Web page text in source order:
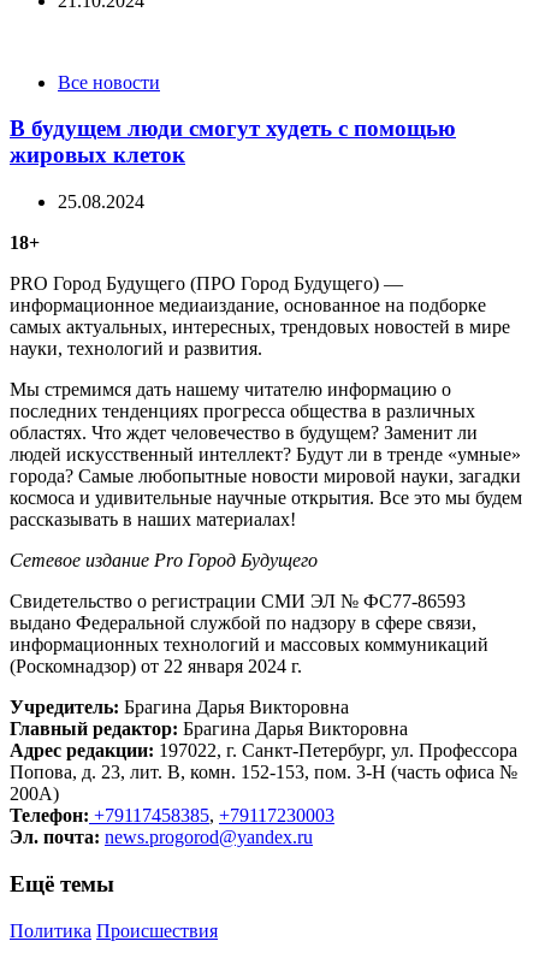
CategoriesВсе новости
В будущем люди смогут худеть с помощью
жировых клеток
25.08.2024
18+
PRO Город Будущего (ПРО Город Будущего) —
информационное медиаиздание, основанное на подборке
самых актуальных, интересных, трендовых новостей в мире
науки, технологий и развития.
Мы стремимся дать нашему читателю информацию о
последних тенденциях прогресса общества в различных
областях. Что ждет человечество в будущем? Заменит ли
людей искусственный интеллект? Будут ли в тренде «умные»
города? Самые любопытные новости мировой науки, загадки
космоса и удивительные научные открытия. Все это мы будем
рассказывать в наших материалах!
Сетевое издание Рrо Город Будущего
Свидетельство о регистрации СМИ ЭЛ № ФС77-86593
выдано Федеральной службой по надзору в сфере связи,
информационных технологий и массовых коммуникаций
(Роскомнадзор) от 22 января 2024 г.
Учредитель: Брагина Дарья Викторовна
Главный редактор: Брагина Дарья Викторовна
Адрес редакции: 197022, г. Санкт-Петербург, ул. Профессора
Попова, д. 23, лит. В, комн. 152-153, пом. 3-Н (часть офиса №
200А)
Телефон: +79117458385, +79117230003
Эл. почта: news.progorod@yandex.ru
Ещё темы
Политика Происшествия